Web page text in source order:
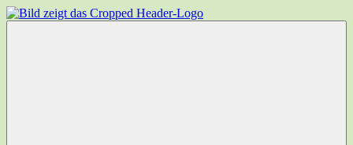
Zum
Inhalt